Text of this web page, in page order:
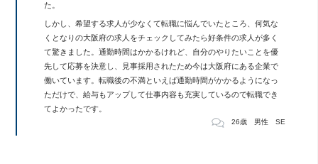
た。
しかし、希望する求人が少なくて転職に悩んでいたところ、何気な
くとなりの大阪府の求人をチェックしてみたら好条件の求人が多く
て驚きました。通勤時間はかかるけれど、自分のやりたいことを優
先して応募を決意し、見事採用されたため今は大阪府にある企業で
働いています。転職後の不満といえば通勤時間がかかるようになっ
ただけで、給与もアップして仕事内容も充実しているので転職でき
てよかったです。
26歳 男性 SE